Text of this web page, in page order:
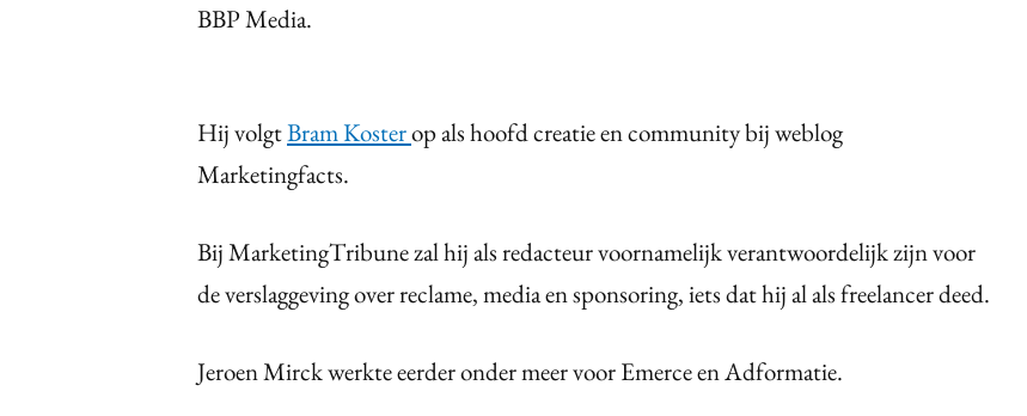
BBP Media.
Hij volgtBram Kosterop als hoofd creatie en community bij weblog
Marketingfacts.
Bij MarketingTribune zal hij als redacteur voornamelijk verantwoordelijk zijn voor
de verslaggeving over reclame, media en sponsoring, iets dat hij al als freelancer deed.
Jeroen Mirck werkte eerder onder meer voor Emerce en Adformatie.